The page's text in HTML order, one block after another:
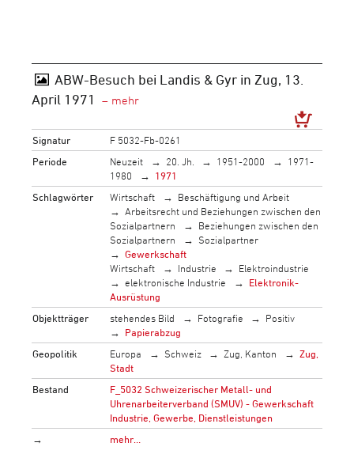
ABW-Besuch bei Landis & Gyr in Zug, 13.
April 1971
Signatur
F 5032-Fb-0261
Periode
Neuzeit 20. Jh. 1951-2000
1971-
1980
1971
Schlagwörter
Wirtschaft
Beschäftigung und Arbeit
Arbeitsrecht und Beziehungen zwischen den
Sozialpartnern
Beziehungen zwischen den
Sozialpartnern
Sozialpartner
Gewerkschaft
Wirtschaft
Industrie
Elektroindustrie
elektronische Industrie
Elektronik-
Ausrüstung
Objektträger
stehendes Bild Fotografie
Positiv
Papierabzug
Geopolitik
Europa Schweiz Zug, Kanton
Zug,
Stadt
Bestand
F_5032 Schweizerischer Metall- und
Uhrenarbeiterverband (SMUV) - Gewerkschaft
Industrie, Gewerbe, Dienstleistungen
→
mehr…